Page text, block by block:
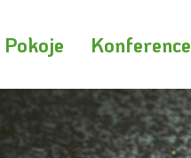
Pokoje Konference